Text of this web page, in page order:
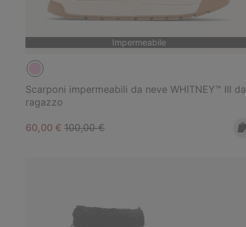
Impermeabile
Scarponi impermeabili da neve WHITNEY™ III da
ragazzo
Sale price:
60,00 € Regular price:
100,00 €